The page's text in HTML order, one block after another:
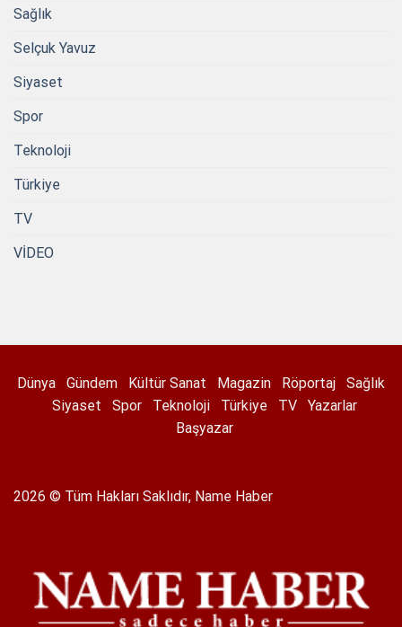
Sağlık
Selçuk Yavuz
Siyaset
Spor
Teknoloji
Türkiye
TV
VİDEO
Dünya Gündem Kültür Sanat Magazin Röportaj
Sağlık
Siyaset
Spor Teknoloji Türkiye TV
Yazarlar
Başyazar
2026 © Tüm Hakları Saklıdır, Name Haber